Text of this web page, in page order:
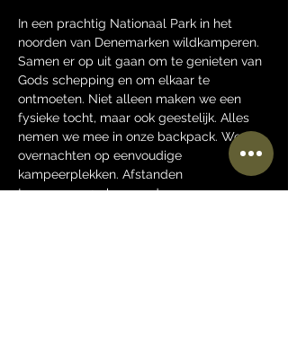
In een prachtig Nationaal Park in het
noorden van Denemarken wildkamperen.
Samen er op uit gaan om te genieten van
Gods schepping en om elkaar te
ontmoeten. Niet alleen maken we een
fysieke tocht, maar ook geestelijk. Alles
nemen we mee in onze backpack. We
overnachten op eenvoudige
kampeerplekken. Afstanden
tussen  15 - 25 km per dag.